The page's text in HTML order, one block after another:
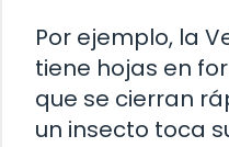
Por ejemplo, la
tiene hojas en
que se cierran
un insecto toca